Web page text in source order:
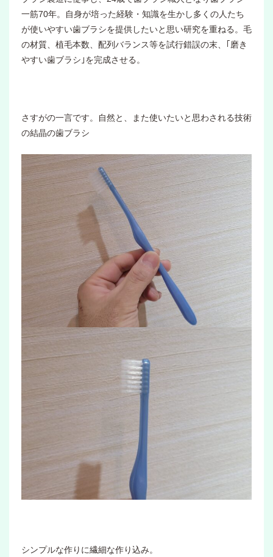
一筋70年。自身が培った経験・知識を生かし多くの人たち
が使いやすい歯ブラシを提供したいと思い研究を重ねる。毛
の材質、植毛本数、配列バランス等を試行錯誤の末、｢磨き
やすい歯ブラシ｣を完成させる。
さすがの一言です。自然と、また使いたいと思わされる技術
の結晶の歯ブラシ
シンプルな作りに繊細な作り込み。